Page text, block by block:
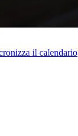
il calendario